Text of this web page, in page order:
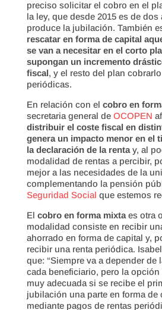
preciso solicitar el cobro en el
la ley, que desde 2015 es de
produce la jubilación. También
rescatar en forma de capital
se van a necesitar en el corto
supongan un incremento
fiscal, y el resto del plan
periódicas.
En relación con el cobro en
secretaria general de OCOPEN
distribuir el coste fiscal en
genera un impacto menor en el
la declaración de la rentay, al
modalidad de rentas a percibir,
mejor a las necesidades de la
complementando la pensión
Seguridad Social que estemos
El cobro en forma mixtaes otra
modalidad consiste en recibir
ahorrado en forma de capital y,
recibir una renta periódica.
que: “Siempre va a depender de
cada beneficiario, pero la
muy adecuada si se recibe el
jubilación una parte en forma de
mediante pagos de rentas